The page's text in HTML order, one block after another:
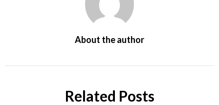
About the author
Related Posts